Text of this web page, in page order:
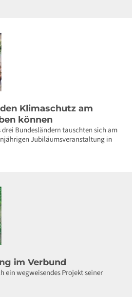
Klimaschutz am
können
Bundesländern tauschten sich am
Jubiläumsveranstaltung in
im Verbund
ein wegweisendes Projekt seiner